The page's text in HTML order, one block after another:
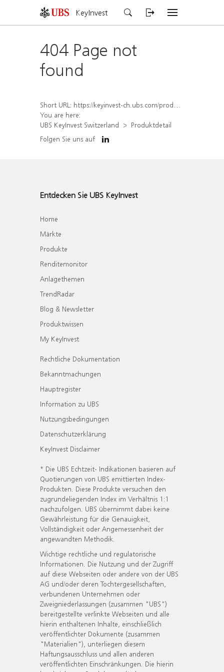
KeyInvest
404 Page not
found
Short URL: https://keyinvest-ch.ubs.com/produkt/detail/index/isin/CH1562230677
You are here:
UBS KeyInvest Switzerland
Produktdetail
Folgen Sie uns auf
Entdecken Sie UBS KeyInvest
Home
Märkte
Produkte
Renditemonitor
Anlagethemen
TrendRadar
Blog & Newsletter
Produktwissen
My KeyInvest
Rechtliche Dokumentation
Bekanntmachungen
Hauptregister
Information zu UBS
Nutzungsbedingungen
Datenschutzerklärung
KeyInvest Disclaimer
* Die UBS Echtzeit- Indikationen basieren auf
Quotierungen von UBS emittierten Index-
Produkten. Diese Produkte versuchen den
zugrundeliegenden Index im Verhältnis 1:1
nachzufolgen. UBS übernimmt dabei keine
Gewährleistung für die Genauigkeit,
Vollständigkeit oder Angemessenheit der
angewandten Methodik.
Wichtige rechtliche und regulatorische
Informationen. Die Nutzung und der Zugriff
auf diese Webseiten oder andere von der UBS
AG und/oder deren Tochtergesellschaften,
verbundenen Unternehmen oder
Zweigniederlassungen (zusammen "UBS")
bereitgestellte verlinkte Webseiten und alle
hierin enthaltenen Inhalte, einschließlich
veröffentlichter Dokumente (zusammen
"Materialien"), unterliegen diesem
Haftungsausschluss und allen anderen
veröffentlichten Einschränkungen. Die hierin